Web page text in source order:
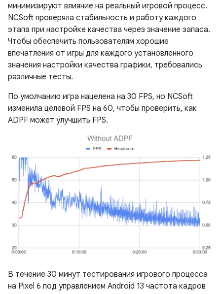
минимизируют влияние на реальный игровой процесс.
NCSoft проверяла стабильность и работу каждого
этапа при настройке качества через значение запаса.
Чтобы обеспечить пользователям хорошие
впечатления от игры для каждого установленного
значения настройки качества графики, требовались
различные тесты.
По умолчанию игра нацелена на 30 FPS, но NCSoft
изменила целевой FPS на 60, чтобы проверить, как
ADPF может улучшить FPS.
В течение 30 минут тестирования игрового процесса
на Pixel 6 под управлением Android 13 частота кадров